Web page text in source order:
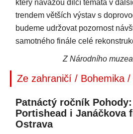
který navážou dílčí témata v
trendem větších výstav s
budeme udržovat pozornost
samotného finále celé
Z Národního
Ze zahraničí / Bohemika /
Patnáctý ročník
Portishead i Janáčkova
Ostrava